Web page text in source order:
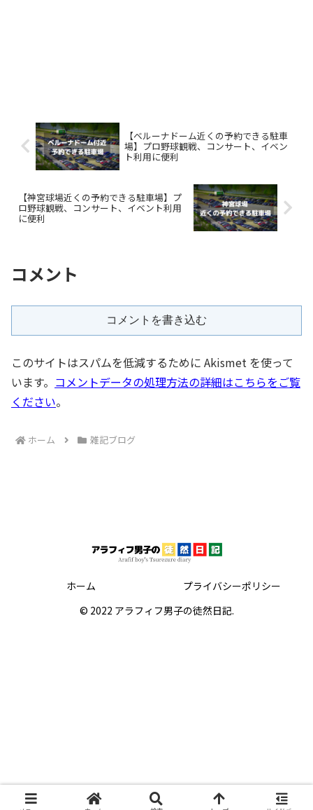
【ベルーナドーム近くの予約できる駐車
場】プロ野球観戦、コンサート、イベン
ト利用に便利
【神宮球場近くの予約できる駐車場】プ
ロ野球観戦、コンサート、イベント利用
に便利
コメント
コメントを書き込む
このサイトはスパムを低減するために Akismet を使って
います。 コメントデータの処理方法の詳細はこちらをご覧
ください。
ホーム 雑記ブログ
ホーム
プライバシーポリシー
© 2022 アラフィフ男子の徒然日記.